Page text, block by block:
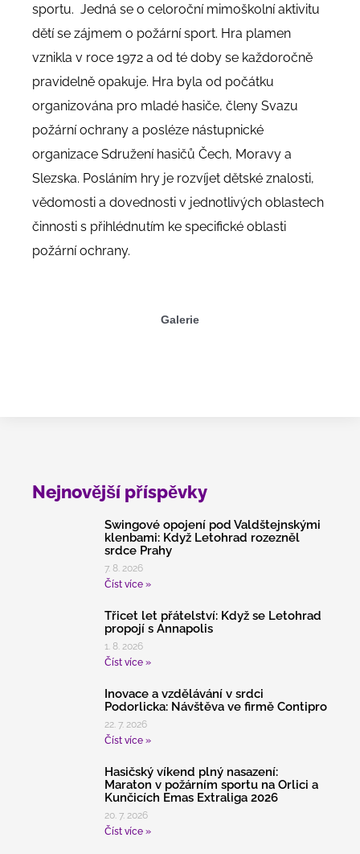
sportu. Jedná se o celoroční mimoškolní aktivitu
dětí se zájmem o požární sport. Hra plamen
vznikla v roce 1972 a od té doby se každoročně
pravidelně opakuje. Hra byla od počátku
organizována pro mladé hasiče, členy Svazu
požární ochrany a posléze nástupnické
organizace Sdružení hasičů Čech, Moravy a
Slezska. Posláním hry je rozvíjet dětské znalosti,
vědomosti a dovednosti v jednotlivých oblastech
činnosti s přihlédnutím ke specifické oblasti
požární ochrany.
Galerie
Nejnovější příspěvky
Swingové opojení pod Valdštejnskými
klenbami: Když Letohrad rozezněl
srdce Prahy
7. 8. 2026
Číst více »
Třicet let přátelství: Když se Letohrad
propojí s Annapolis
1. 8. 2026
Číst více »
Inovace a vzdělávání v srdci
Podorlicka: Návštěva ve firmě Contipro
22. 7. 2026
Číst více »
Hasičský víkend plný nasazení:
Maraton v požárním sportu na Orlici a
Kunčicích Emas Extraliga 2026
20. 7. 2026
Číst více »